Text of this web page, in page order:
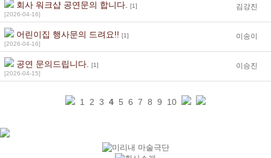
회사 워크샵 공연문의 합니다. [1]
[2026-04-16]
김강진
어린이집 행사문의 드려요!! [1]
[2026-04-16]
이송이
공연 문의드립니다. [1]
[2026-04-15]
이승진
1 2 3 4 5 6 7 8 9 10